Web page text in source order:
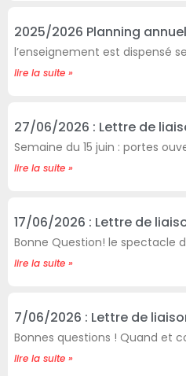
2025/2026 Planning annuel
l’enseignement est dispensé
lire la suite »
27/06/2026 : Lettre de
Semaine du 15 juin : portes
lire la suite »
17/06/2026 : Lettre de
Bonne Question! le spectacle
lire la suite »
7/06/2026 : Lettre de
Bonnes questions ! Quand et
lire la suite »